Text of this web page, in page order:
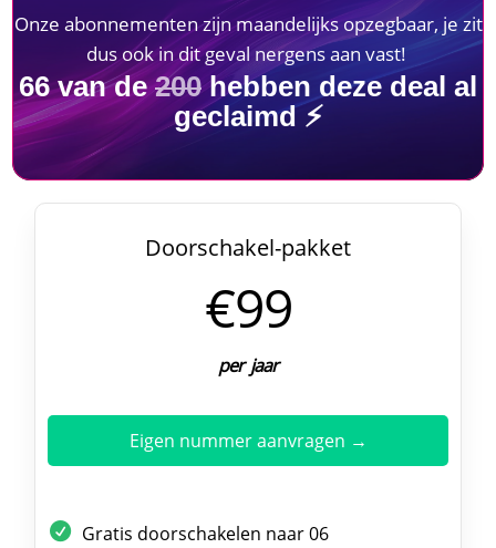
Onze abonnementen zijn maandelijks opzegbaar, je zit
dus ook in dit geval nergens aan vast!
66van de200hebben deze deal al
geclaimd ⚡
Doorschakel-pakket
€99
per jaar
Eigen nummer aanvragen →
Gratis doorschakelen naar 06